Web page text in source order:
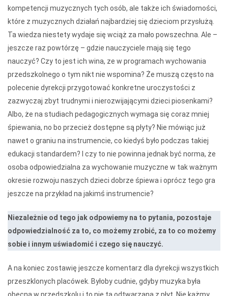
kompetencji muzycznych tych osób, ale także ich świadomości,
które z muzycznych działań najbardziej się dzieciom przysłużą.
Ta wiedza niestety wydaje się wciąż za mało powszechna. Ale –
jeszcze raz powtórzę – gdzie nauczyciele mają się tego
nauczyć? Czy to jest ich wina, ze w programach wychowania
przedszkolnego o tym nikt nie wspomina? Że muszą często na
polecenie dyrekcji przygotować konkretne uroczystości z
zazwyczaj zbyt trudnymi i nierozwijającymi dzieci piosenkami?
Albo, że na studiach pedagogicznych wymaga się coraz mniej
śpiewania, no bo przecież dostępne są płyty? Nie mówiąc już
nawet o graniu na instrumencie, co kiedyś było podczas takiej
edukacji standardem? I czy to nie powinna jednak być norma, że
osoba odpowiedzialna za wychowanie muzyczne w tak ważnym
okresie rozwoju naszych dzieci dobrze śpiewa i oprócz tego gra
jeszcze na przykład na jakimś instrumencie?
Niezależnie od tego jak odpowiemy na to pytania, pozostaje
odpowiedzialność za to, co możemy zrobić, za to co możemy
sobie i innym uświadomić i czego się nauczyć.
A na koniec zostawię jeszcze komentarz dla dyrekcji wszystkich
przeszklonych placówek. Byłoby cudnie, gdyby muzyka była